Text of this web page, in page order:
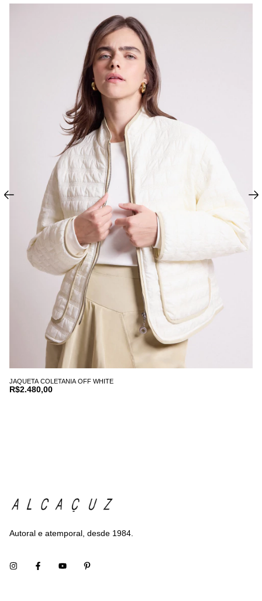
JAQUETA COLETANIA OFF WHITE
R$2.480,00
Autoral e atemporal, desde 1984.